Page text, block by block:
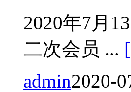
2020年7月
二次会员 ...
admin2020-